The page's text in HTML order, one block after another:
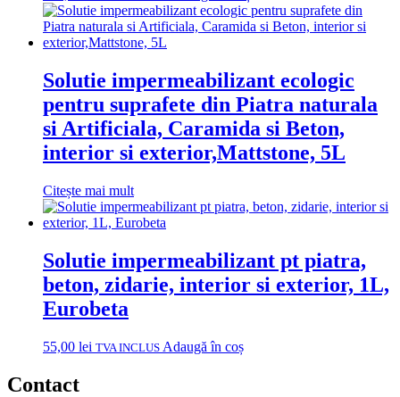
Solutie impermeabilizant ecologic
pentru suprafete din Piatra naturala
si Artificiala, Caramida si Beton,
interior si exterior,Mattstone, 5L
Citește mai mult
Solutie impermeabilizant pt piatra,
beton, zidarie, interior si exterior, 1L,
Eurobeta
55,00 lei TVA INCLUS Adaugă în coș
Contact